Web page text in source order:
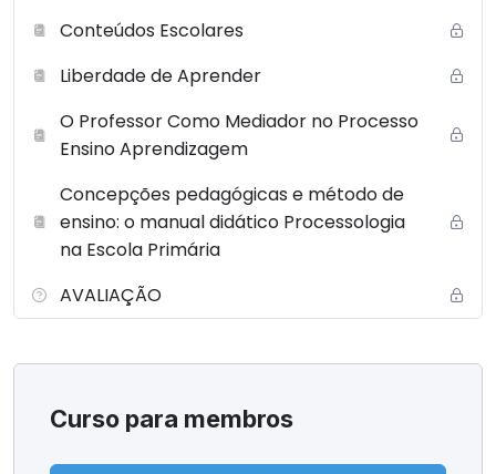
Conteúdos Escolares
Liberdade de Aprender
O Professor Como Mediador no Processo
Ensino Aprendizagem
Concepções pedagógicas e método de
ensino: o manual didático Processologia
na Escola Primária
AVALIAÇÃO
Curso para membros